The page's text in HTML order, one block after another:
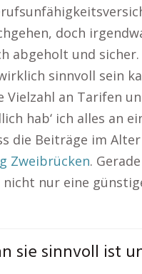
doch
und
sinnvoll sein
Vielzahl an Tarifen
hab‘ ich alles an
die Beiträge im
Zweibrücken.
nur eine
sie sinnvoll ist